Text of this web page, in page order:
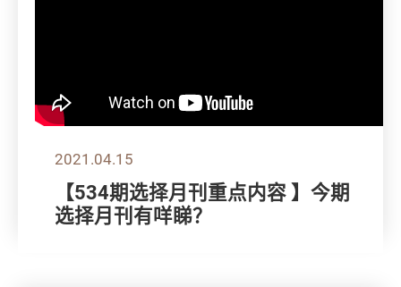
2021.04.15
【534期选择月刊重点内容 】今期
选择月刊有咩睇？